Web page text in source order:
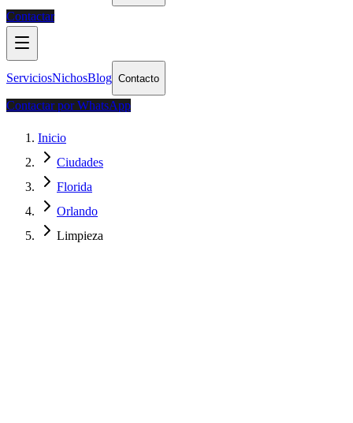
Contactar
ServiciosNichosBlog Contacto
Contactar por WhatsApp
Inicio
Ciudades
Florida
Orlando
Limpieza